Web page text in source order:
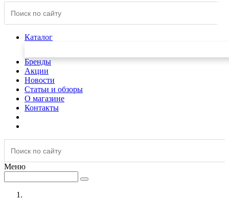
Каталог
Бренды
Акции
Новости
Статьи и обзоры
О магазине
Контакты
Меню